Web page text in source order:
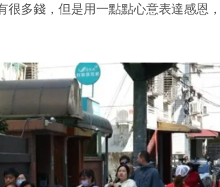
多錢，但是用一點點心意表達感恩，